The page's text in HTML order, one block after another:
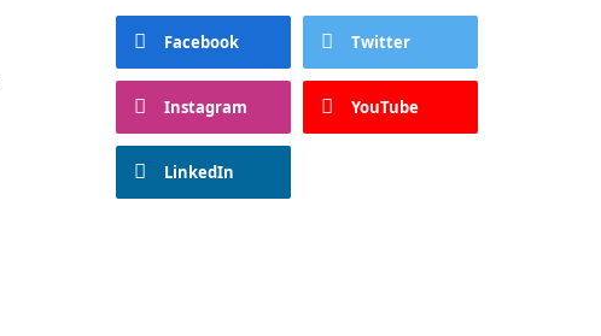
Facebook Twitter
Instagram YouTube
LinkedIn